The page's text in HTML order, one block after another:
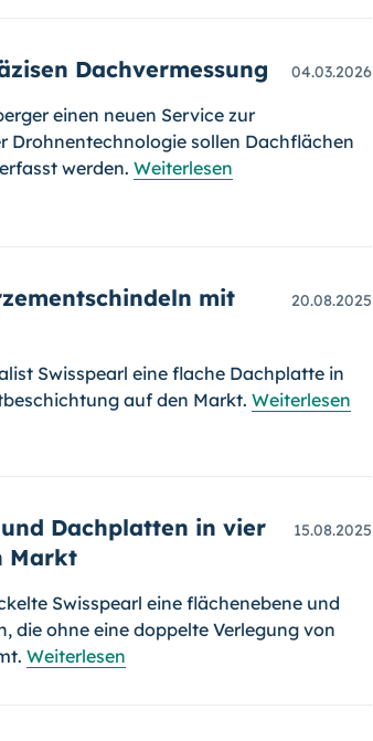
Dachvermessung 04.03.2026
einen neuen Service zur
Drohnentechnologie sollen Dachflächen
werden. Weiterlesen
mit
20.08.2025
Swisspearl eine flache Dachplatte in
auf den Markt. Weiterlesen
Dachplatten in vier
Markt
15.08.2025
Swisspearl eine flächenebene und
die ohne eine doppelte Verlegung von
Weiterlesen